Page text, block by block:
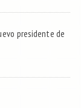
presidente de